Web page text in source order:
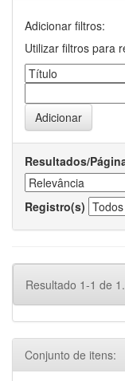
Adicionar filtros:
Utilizar filtros para
Resultados/
Registro(s)
Resultado 1-1 de 1.
Conjunto de itens: